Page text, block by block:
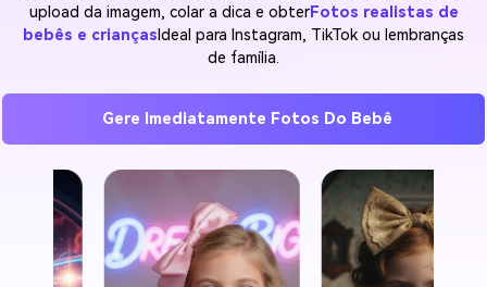
upload da imagem, colar a dica e obterFotos realistas de
bebês e crianças Ideal para Instagram, TikTok ou lembranças
de família.
Gere Imediatamente Fotos Do Bebê